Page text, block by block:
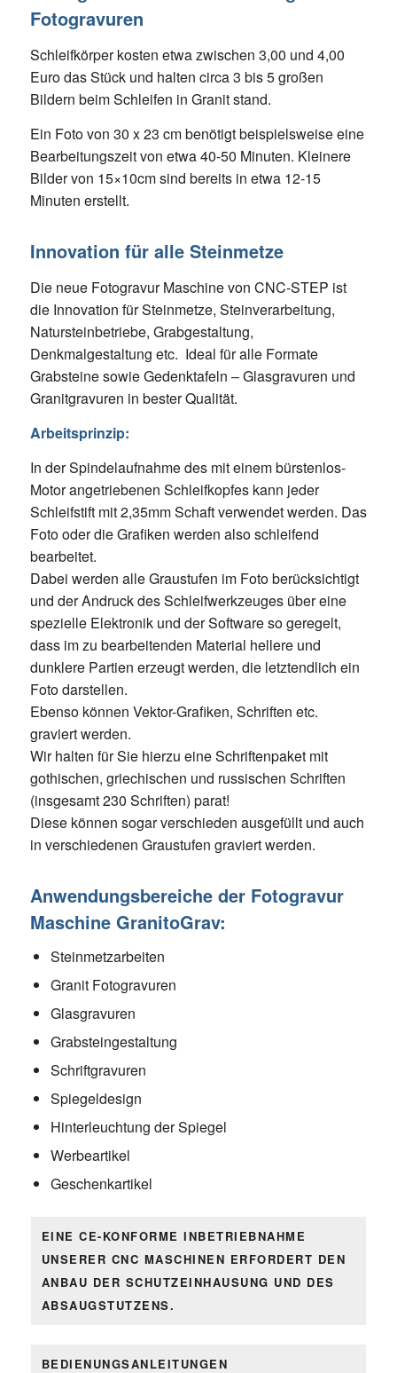
Fotogravuren
Schleifkörper kosten etwa zwischen 3,00 und 4,00
Euro das Stück und halten circa 3 bis 5 großen
Bildern beim Schleifen in Granit stand.
Ein Foto von 30 x 23 cm benötigt beispielsweise eine
Bearbeitungszeit von etwa 40-50 Minuten. Kleinere
Bilder von 15×10cm sind bereits in etwa 12-15
Minuten erstellt.
Innovation für alle Steinmetze
Die neue Fotogravur Maschine von CNC-STEP ist
die Innovation für Steinmetze, Steinverarbeitung,
Natursteinbetriebe, Grabgestaltung,
Denkmalgestaltung etc. Ideal für alle Formate
Grabsteine sowie Gedenktafeln – Glasgravuren und
Granitgravuren in bester Qualität.
Arbeitsprinzip:
In der Spindelaufnahme des mit einem bürstenlos-
Motor angetriebenen Schleifkopfes kann jeder
Schleifstift mit 2,35mm Schaft verwendet werden. Das
Foto oder die Grafiken werden also schleifend
bearbeitet.
Dabei werden alle Graustufen im Foto berücksichtigt
und der Andruck des Schleifwerkzeuges über eine
spezielle Elektronik und der Software so geregelt,
dass im zu bearbeitenden Material hellere und
dunklere Partien erzeugt werden, die letztendlich ein
Foto darstellen.
Ebenso können Vektor-Grafiken, Schriften etc.
graviert werden.
Wir halten für Sie hierzu eine Schriftenpaket mit
gothischen, griechischen und russischen Schriften
(insgesamt 230 Schriften) parat!
Diese können sogar verschieden ausgefüllt und auch
in verschiedenen Graustufen graviert werden.
Anwendungsbereiche der Fotogravur
Maschine GranitoGrav:
Steinmetzarbeiten
Granit Fotogravuren
Glasgravuren
Grabsteingestaltung
Schriftgravuren
Spiegeldesign
Hinterleuchtung der Spiegel
Werbeartikel
Geschenkartikel
EINE CE-KONFORME INBETRIEBNAHME
UNSERER CNC MASCHINEN ERFORDERT DEN
ANBAU DER SCHUTZEINHAUSUNG UND DES
ABSAUGSTUTZENS.
BEDIENUNGSANLEITUNGEN